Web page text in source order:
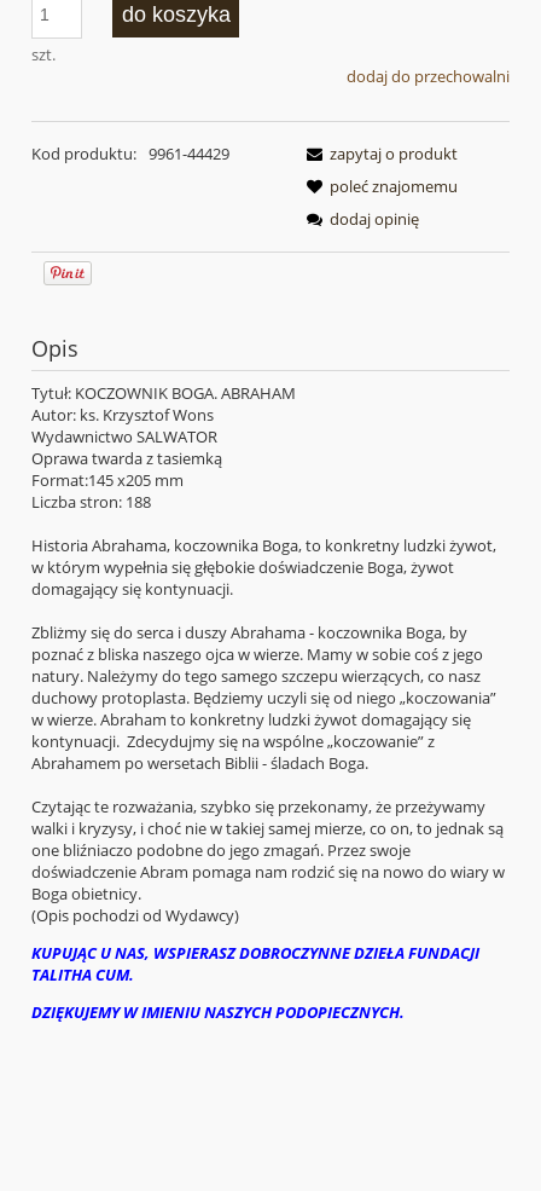
szt.
do koszyka
dodaj do przechowalni
Kod produktu: 9961-44429
zapytaj o produkt
poleć znajomemu
dodaj opinię
Opis
Tytuł: KOCZOWNIK BOGA. ABRAHAM
Autor: ks. Krzysztof Wons
Wydawnictwo SALWATOR
Oprawa twarda z tasiemką
Format:145 x205 mm
Liczba stron: 188
Historia Abrahama, koczownika Boga, to konkretny ludzki żywot,
w którym wypełnia się głębokie doświadczenie Boga, żywot
domagający się kontynuacji.
Zbliżmy się do serca i duszy Abrahama - koczownika Boga, by
poznać z bliska naszego ojca w wierze. Mamy w sobie coś z jego
natury. Należymy do tego samego szczepu wierzących, co nasz
duchowy protoplasta. Będziemy uczyli się od niego „koczowania”
w wierze. Abraham to konkretny ludzki żywot domagający się
kontynuacji. Zdecydujmy się na wspólne „koczowanie” z
Abrahamem po wersetach Biblii - śladach Boga.
Czytając te rozważania, szybko się przekonamy, że przeżywamy
walki i kryzysy, i choć nie w takiej samej mierze, co on, to jednak są
one bliźniaczo podobne do jego zmagań. Przez swoje
doświadczenie Abram pomaga nam rodzić się na nowo do wiary w
Boga obietnicy.
(Opis pochodzi od Wydawcy)
KUPUJĄC U NAS, WSPIERASZ DOBROCZYNNE DZIEŁA FUNDACJI
TALITHA CUM.
DZIĘKUJEMY W IMIENIU NASZYCH PODOPIECZNYCH.